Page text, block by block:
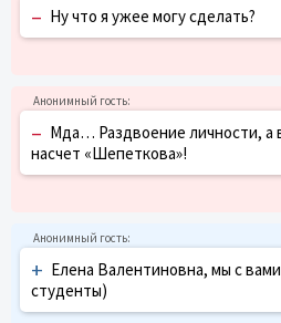
– Ну что я ужее могу сделать?
– Мда… Раздвоение личности, а
насчет «Шепеткова»!
+ Елена Валентиновна, мы с
студенты)